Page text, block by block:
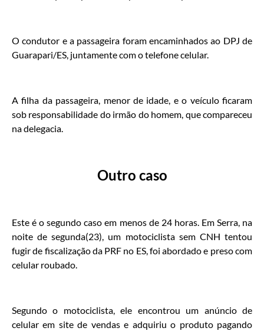
O condutor e a passageira foram encaminhados ao DPJ de
Guarapari/ES, juntamente com o telefone celular.
A filha da passageira, menor de idade, e o veículo ficaram
sob responsabilidade do irmão do homem, que compareceu
na delegacia.
Outro caso
Este é o segundo caso em menos de 24 horas. Em Serra, na
noite de segunda(23), um motociclista sem CNH tentou
fugir de fiscalização da PRF no ES, foi abordado e preso com
celular roubado.
Segundo o motociclista, ele encontrou um anúncio de
celular em site de vendas e adquiriu o produto pagando